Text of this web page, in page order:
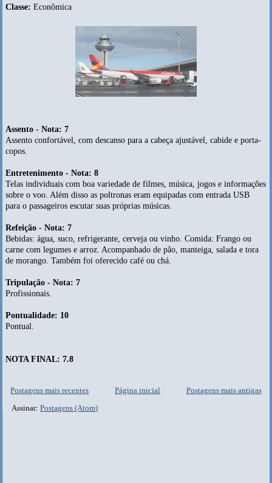
Classe:Econômica
Assento - Nota: 7
Assento confortável, com descanso para a cabeça ajustável, cabide e porta-
copos.
Entretenimento - Nota: 8
Telas individuais com boa variedade de filmes, música, jogos e informações
sobre o voo. Além disso as poltronas eram equipadas com entrada USB
para o passageiros escutar suas próprias músicas.
Refeição - Nota: 7
Bebidas: água, suco, refrigerante, cerveja ou vinho. Comida: Frango ou
carne com legumes e arroz. Acompanhado de pão, manteiga, salada e tora
de morango. Também foi oferecido café ou chá.
Tripulação - Nota: 7
Profissionais.
Pontualidade: 10
Pontual.
NOTA FINAL: 7.8
Postagens mais recentes Postagens mais antigas
Página inicial
Assinar:Postagens (Atom)